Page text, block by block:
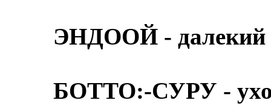
ЭНДООЙ - далекий
БОТТО:-СУРУ -